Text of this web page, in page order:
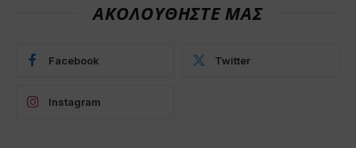
ΑΚΟΛΟΥΘΗΣΤΕ ΜΑΣ
Facebook Twitter
Instagram